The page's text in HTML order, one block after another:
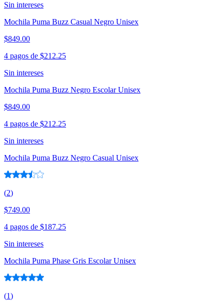
Sin intereses
Mochila Puma Buzz Casual Negro Unisex
$849.00
4 pagos de $212.25
Sin intereses
Mochila Puma Buzz Negro Escolar Unisex
$849.00
4 pagos de $212.25
Sin intereses
Mochila Puma Buzz Negro Casual Unisex
(2)
$749.00
4 pagos de $187.25
Sin intereses
Mochila Puma Phase Gris Escolar Unisex
(1)